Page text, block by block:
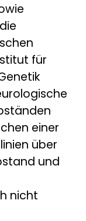
für
einer
über
und
nicht